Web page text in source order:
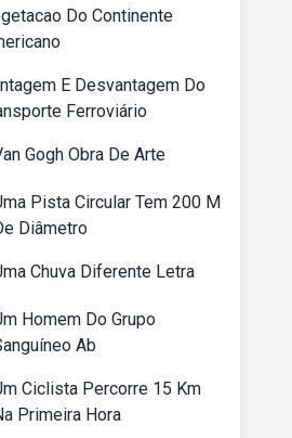
Do Continente
E Desvantagem Do
Ferroviário
Gogh Obra De Arte
Pista Circular Tem 200 M
Diâmetro
Chuva Diferente Letra
Homem Do Grupo
Ab
Ciclista Percorre 15 Km
Primeira Hora